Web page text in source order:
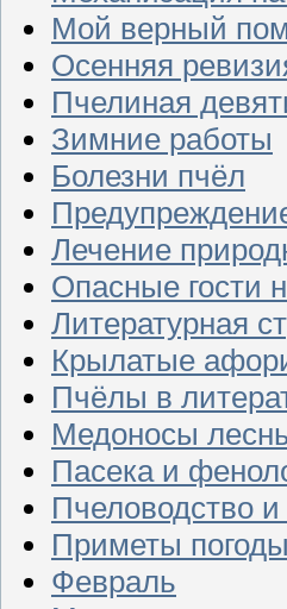
Мой верный
Осенняя
Пчелиная
Зимние работы
Болезни пчёл
Лечение
Опасные гости
Литературная
Крылатые
Пчёлы в
Медоносы
Пасека и
Пчеловодство и
Приметы
Февраль